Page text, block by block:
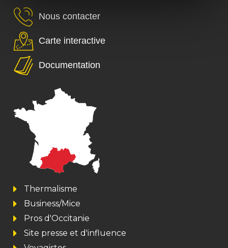
Nous contacter
Carte interactive
Documentation
Thermalisme
Business/Mice
Pros d'Occitanie
Site presse et d'influence